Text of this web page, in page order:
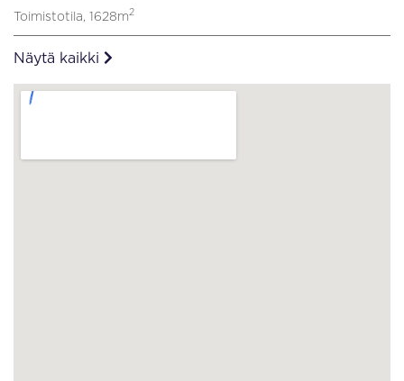
Toimistotila, 1628m2
Näytä kaikki